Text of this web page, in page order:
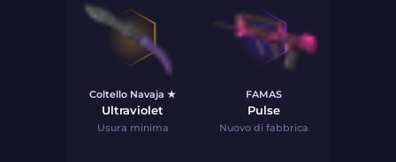
Coltello Navaja ★
Ultraviolet
Usura minima
FAMAS
Pulse
Nuovo di fabbrica